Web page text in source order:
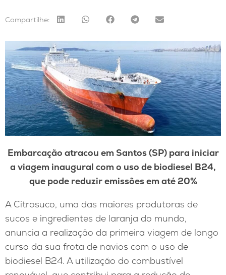
Compartilhe:
Embarcação atracou em Santos (SP) para iniciar
a viagem inaugural com o uso de biodiesel B24,
que pode reduzir emissões em até 20%
A Citrosuco, uma das maiores produtoras de
sucos e ingredientes de laranja do mundo,
anuncia a realização da primeira viagem de longo
curso da sua frota de navios com o uso de
biodiesel B24. A utilização do combustível